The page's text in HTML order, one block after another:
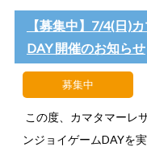
【募集中】7/4(日)
DAY 開催のお知らせ
募集中
この度、カマタマーレ
ンジョイゲームDAYを